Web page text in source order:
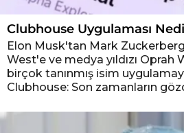
Clubhouse Uygulaması
Elon Musk'tan Mark
West'e ve medya yıldızı Oprah
birçok tanınmış isim
Clubhouse: Son zamanların